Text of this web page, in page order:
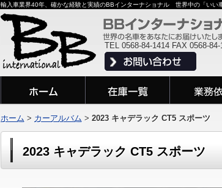
輸入車業界40年、確かな経験と実績のBBインターナショナル 世界中の「いい
TEL 0568-84-1414 FAX 0568-84-
2023 キャデラック CT5 スポーツ
ホーム > カーアルバム > 2023 キャデラック CT5 スポーツ